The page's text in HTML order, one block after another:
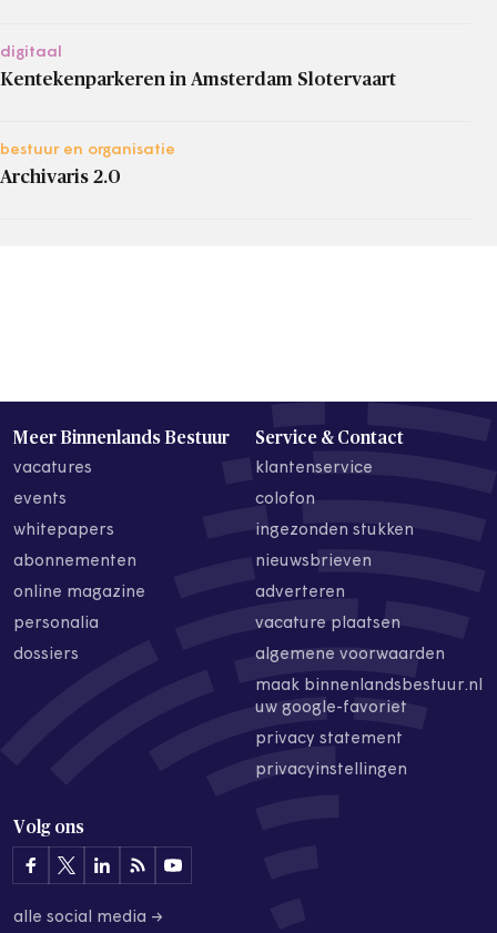
digitaal
Kentekenparkeren in Amsterdam Slotervaart
bestuur en organisatie
Archivaris 2.0
Meer Binnenlands Bestuur
vacatures
events
whitepapers
abonnementen
online magazine
personalia
dossiers
Service & Contact
klantenservice
colofon
ingezonden stukken
nieuwsbrieven
adverteren
vacature plaatsen
algemene voorwaarden
maak binnenlandsbestuur.nl
uw google-favoriet
privacy statement
privacyinstellingen
Volg ons
alle social media →